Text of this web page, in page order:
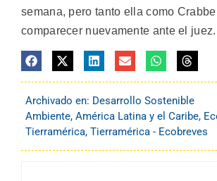
semana, pero tanto ella como
comparecer nuevamente ante el juez.
Archivado en: Desarrollo Sostenible
Ambiente, América Latina y el Caribe,
Tierramérica, Tierramérica - Ecobreves